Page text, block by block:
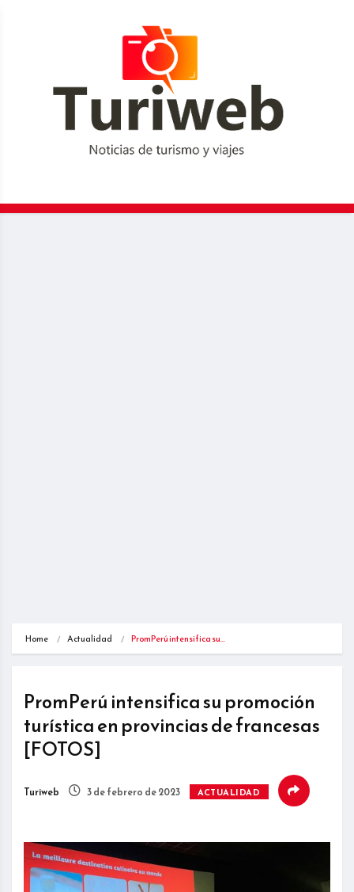
Home Actualidad PromPerú intensifica su…
PromPerú intensifica su promoción
turística en provincias de francesas
[FOTOS]
Turiweb 3 de febrero de 2023 ACTUALIDAD